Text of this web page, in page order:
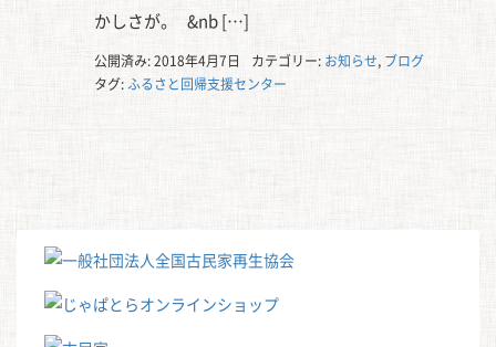
かしさが。 &nb […]
公開済み: 2018年4月7日 カテゴリー: お知らせ, ブログ
タグ:ふるさと回帰支援センター